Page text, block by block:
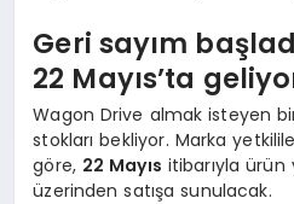
Geri sayım
22 Mayıs’ta
Wagon Drive almak isteyen
stokları bekliyor. Marka
göre, 22 Mayıs itibarıyla ürün
üzerinden satışa sunulacak.